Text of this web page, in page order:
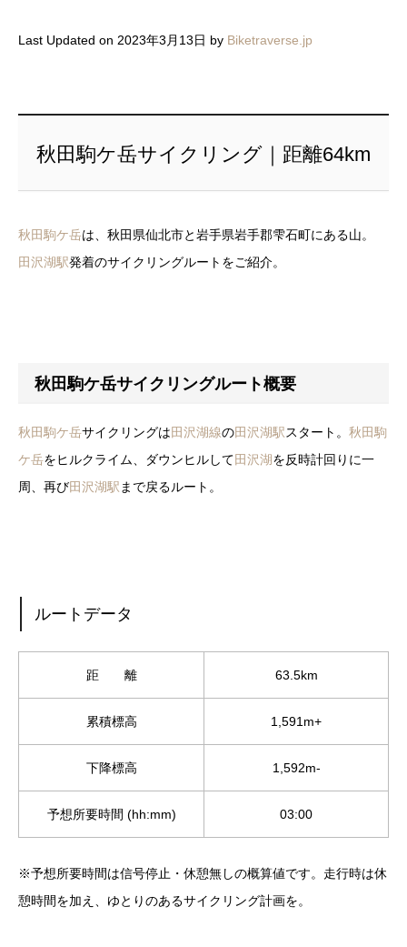
Last Updated on 2023年3月13日 by Biketraverse.jp
秋田駒ケ岳サイクリング｜距離64km
秋田駒ケ岳は、秋田県仙北市と岩手県岩手郡雫石町にある山。
田沢湖駅発着のサイクリングルートをご紹介。
秋田駒ケ岳サイクリングルート概要
秋田駒ケ岳サイクリングは田沢湖線の田沢湖駅スタート。 秋田駒
ケ岳をヒルクライム、ダウンヒルして田沢湖を反時計回りに一
周、再び田沢湖駅 まで戻るルート。
ルートデータ
距 離 63.5km
累積標高 1,591m+
下降標高 1,592m-
予想所要時間 (hh:mm) 03:00
※予想所要時間は信号停止・休憩無しの概算値です。走行時は休
憩時間を加え、ゆとりのあるサイクリング計画を。